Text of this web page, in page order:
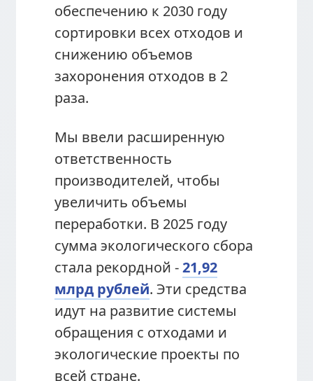
обеспечению к 2030 году
сортировки всех отходов и
снижению объемов
захоронения отходов в 2
раза.
Мы ввели расширенную
ответственность
производителей, чтобы
увеличить объемы
переработки. В 2025 году
сумма экологического сбора
стала рекордной -21,92
млрд рублей. Эти средства
идут на развитие системы
обращения с отходами и
экологические проекты по
всей стране.